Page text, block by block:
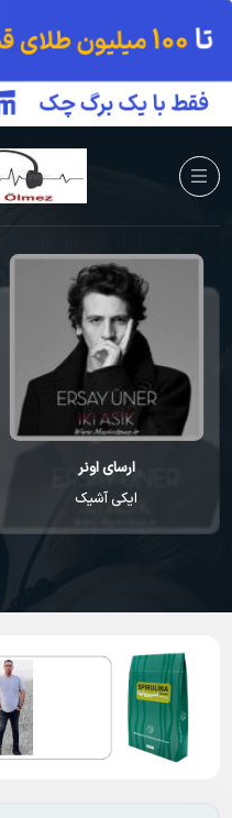
ارسای اونر
ایکی آشیک